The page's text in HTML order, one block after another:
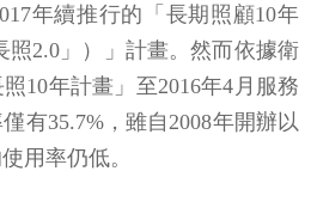
年續推行的「長期照顧10年
照2.0」）」計畫。然而依據衛
10年計畫」至2016年4月服務
有35.7%，雖自2008年開辦以
用率仍低。